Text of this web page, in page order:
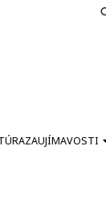
ZAUJÍMAVOSTI